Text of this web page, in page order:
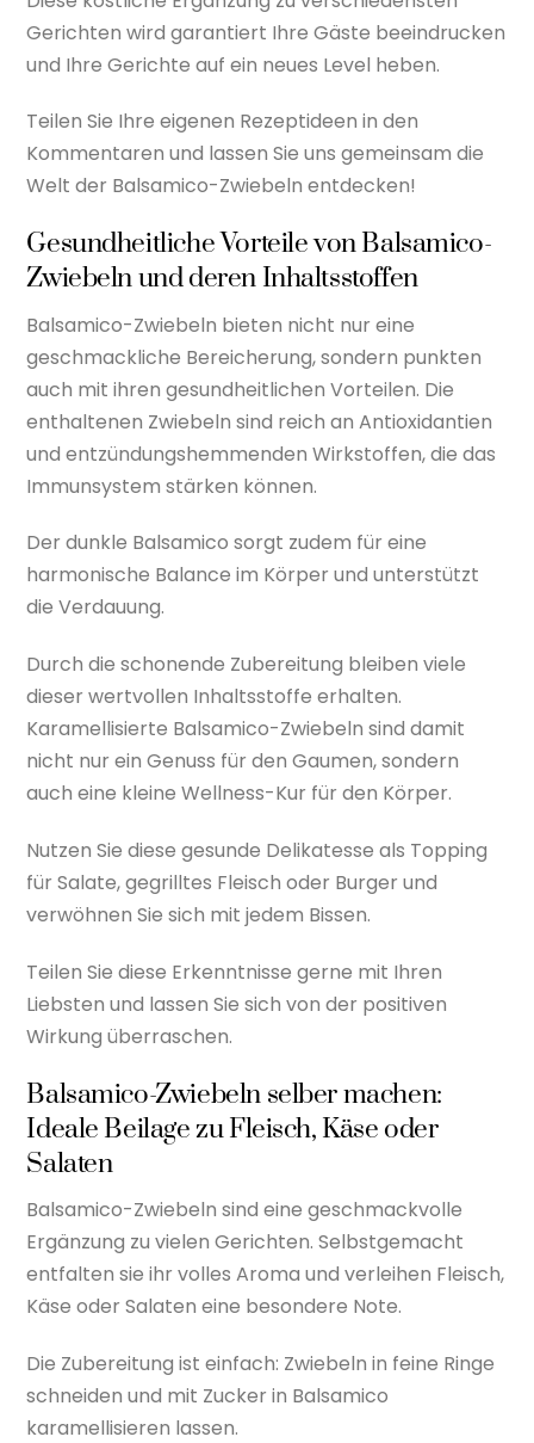
Gerichten wird garantiert Ihre Gäste beeindrucken
und Ihre Gerichte auf ein neues Level heben.
Teilen Sie Ihre eigenen Rezeptideen in den
Kommentaren und lassen Sie uns gemeinsam die
Welt der Balsamico-Zwiebeln entdecken!
Gesundheitliche Vorteile von Balsamico-
Zwiebeln und deren Inhaltsstoffen
Balsamico-Zwiebeln bieten nicht nur eine
geschmackliche Bereicherung, sondern punkten
auch mit ihren gesundheitlichen Vorteilen. Die
enthaltenen Zwiebeln sind reich an Antioxidantien
und entzündungshemmenden Wirkstoffen, die das
Immunsystem stärken können.
Der dunkle Balsamico sorgt zudem für eine
harmonische Balance im Körper und unterstützt
die Verdauung.
Durch die schonende Zubereitung bleiben viele
dieser wertvollen Inhaltsstoffe erhalten.
Karamellisierte Balsamico-Zwiebeln sind damit
nicht nur ein Genuss für den Gaumen, sondern
auch eine kleine Wellness-Kur für den Körper.
Nutzen Sie diese gesunde Delikatesse als Topping
für Salate, gegrilltes Fleisch oder Burger und
verwöhnen Sie sich mit jedem Bissen.
Teilen Sie diese Erkenntnisse gerne mit Ihren
Liebsten und lassen Sie sich von der positiven
Wirkung überraschen.
Balsamico-Zwiebeln selber machen:
Ideale Beilage zu Fleisch, Käse oder
Salaten
Balsamico-Zwiebeln sind eine geschmackvolle
Ergänzung zu vielen Gerichten. Selbstgemacht
entfalten sie ihr volles Aroma und verleihen Fleisch,
Käse oder Salaten eine besondere Note.
Die Zubereitung ist einfach: Zwiebeln in feine Ringe
schneiden und mit Zucker in Balsamico
karamellisieren lassen.